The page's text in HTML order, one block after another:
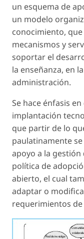
un esquema de
un modelo
conocimiento,
mecanismos y
soportar el
la enseñanza, en
administración.
Se hace énfasis
implantación
que partir de lo
paulatinamente
apoyo a la
política de
abierto, el cual
adaptar o
requerimientos